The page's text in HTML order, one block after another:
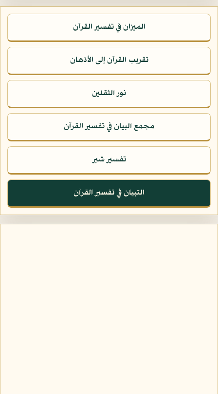
الميزان في تفسير القرآن
تقريب القرآن إلى الأذهان
نور الثقلين
مجمع البيان في تفسير القرآن
تفسير شبر
التبيان في تفسير القرآن